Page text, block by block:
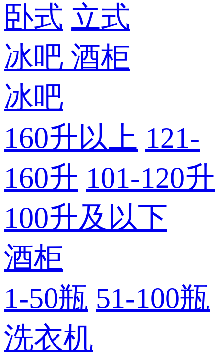
卧式 立式
冰吧 酒柜
冰吧
160升以上 121-
160升 101-120升
100升及以下
酒柜
1-50瓶 51-100瓶
洗衣机